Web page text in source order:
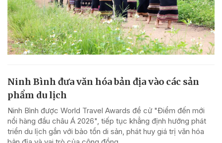
Ninh Bình đưa văn hóa bản địa vào các sản
phẩm du lịch
Ninh Bình được World Travel Awards đề cử "Điểm đến mới
nổi hàng đầu châu Á 2026", tiếp tục khẳng định hướng phát
triển du lịch gắn với bảo tồn di sản, phát huy giá trị văn hóa